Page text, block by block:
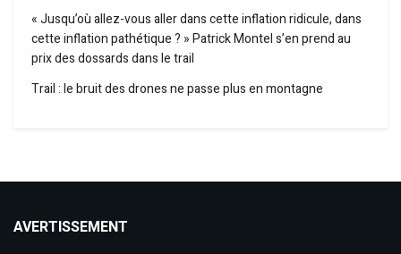
« Jusqu’où allez-vous aller dans cette inflation ridicule, dans
cette inflation pathétique ? » Patrick Montel s’en prend au
prix des dossards dans le trail
Trail : le bruit des drones ne passe plus en montagne
AVERTISSEMENT